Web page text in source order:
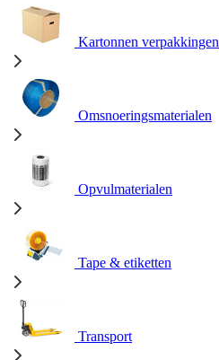
Kartonnen verpakkingen
Omsnoeringsmaterialen
Opvulmaterialen
Tape & etiketten
Transport